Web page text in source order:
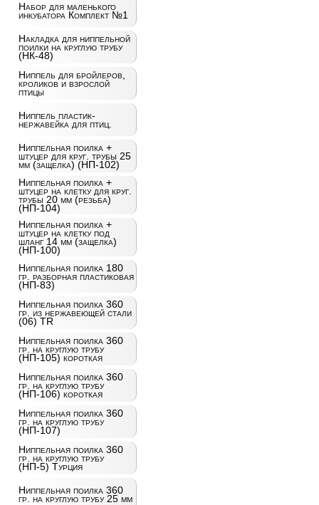
Набор для маленького
инкубатора Комплект №1
Накладка для ниппельной
поилки на круглую трубу
(НК-48)
Ниппель для бройлеров,
кроликов и взрослой
птицы
Ниппель пластик-
нержавейка для птиц.
Ниппельная поилка +
штуцер для круг. трубы 25
мм (защелка) (НП-102)
Ниппельная поилка +
штуцер на клетку для круг.
трубы 20 мм (резьба)
(НП-104)
Ниппельная поилка +
штуцер на клетку под
шланг 14 мм (защелка)
(НП-100)
Ниппельная поилка 180
гр. разборная пластиковая
(НП-83)
Ниппельная поилка 360
гр. из нержавеющей стали
(06) TR
Ниппельная поилка 360
гр. на круглую трубу
(НП-105) короткая
Ниппельная поилка 360
гр. на круглую трубу
(НП-106) короткая
Ниппельная поилка 360
гр. на круглую трубу
(НП-107)
Ниппельная поилка 360
гр. на круглую трубу
(НП-5) Турция
Ниппельная поилка 360
гр. на круглую трубу 25 мм